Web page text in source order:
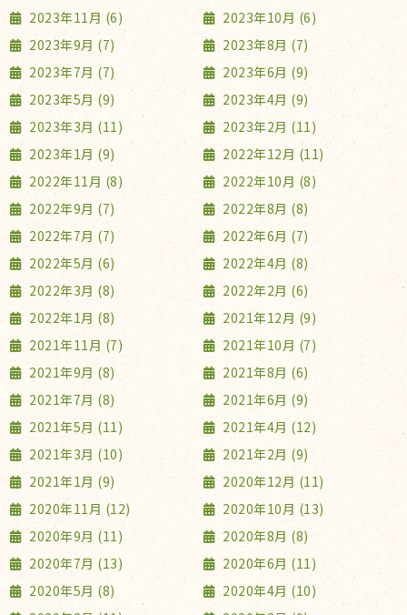
2023年11月 (6)
2023年10月 (6)
2023年9月 (7)
2023年8月 (7)
2023年7月 (7)
2023年6月 (9)
2023年5月 (9)
2023年4月 (9)
2023年3月 (11)
2023年2月 (11)
2023年1月 (9)
2022年12月 (11)
2022年11月 (8)
2022年10月 (8)
2022年9月 (7)
2022年8月 (8)
2022年7月 (7)
2022年6月 (7)
2022年5月 (6)
2022年4月 (8)
2022年3月 (8)
2022年2月 (6)
2022年1月 (8)
2021年12月 (9)
2021年11月 (7)
2021年10月 (7)
2021年9月 (8)
2021年8月 (6)
2021年7月 (8)
2021年6月 (9)
2021年5月 (11)
2021年4月 (12)
2021年3月 (10)
2021年2月 (9)
2021年1月 (9)
2020年12月 (11)
2020年11月 (12)
2020年10月 (13)
2020年9月 (11)
2020年8月 (8)
2020年7月 (13)
2020年6月 (11)
2020年5月 (8)
2020年4月 (10)